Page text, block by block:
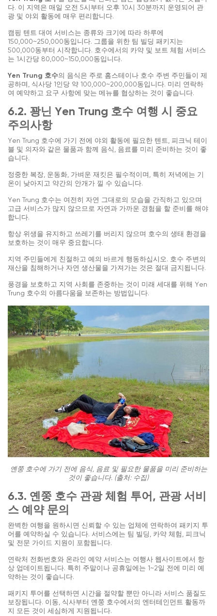
다. 이 지역은 매일 오전 5시부터 오후 10시 30분까지 운영되어 관
광 및 야외 활동에 매우 편리합니다.
캠핑 텐트 대여 서비스는 종류와 크기에 따라 하루에
150,000~250,000동입니다. 그룹을 위한 팀 빌딩 패키지는
500,000동부터 시작합니다. 호수에서의 카약 및 보트 체험 서비스
는 1시간당 80,000~150,000동입니다.
Yen Trung 호수의 음식은 주로 홈스테이나 호수 주변 주민들이 제
공하며, 식사당 1인당 약 100,000~200,000동입니다. 미리 연락하
여 예약하고 요구 사항에 맞는 메뉴를 협상하는 것이 좋습니다.
6.2. 꽝닌 Yen Trung 호수 여행 시 중요
주의사항
Yen Trung 호수에 가기 전에 야외 활동에 필요한 텐트, 피크닉 테이
블 및 의자와 같은 물품과 함께 음식, 음료를 미리 준비하는 것이 좋
습니다.
정중한 복장, 운동화, 가벼운 재킷은 필수적이며, 특히 저녁에는 기
온이 낮아지고 약간의 안개가 낄 수 있습니다.
Yen Trung 호수는 여전히 자연 그대로의 모습을 간직하고 있으며
고급 서비스가 많지 않으므로 자연과 가까운 경험을 할 준비를 해야
합니다.
항상 위생을 유지하고 쓰레기를 버리지 않으며 호수의 생태 환경을
보호하는 것이 매우 중요합니다.
지역 주민들에게 친절하고 예의 바르게 행동하십시오. 호수 주변의
재산을 침해하거나 자연 생산물을 가져가는 것은 절대 금지됩니다.
풍경을 보호하고 지역 사회를 존중하는 것이 미래 세대를 위해 Yen
Trung 호수의 아름다움을 보존하는 방법입니다.
옌쭝 호수에 가기 전에 음식, 음료 및 필요한 물품을 미리 준비하는
것이 좋습니다. (출처: 수집)
6.3. 옌쭝 호수 관광 체험 투어, 관광 서비
스 예약 문의
완벽한 여행을 원하시면 신뢰할 수 있는 업체에 연락하여 패키지 투
어를 예약하실 수 있습니다. 서비스에는 팀 빌딩, 카약 체험, 피크닉
및 전문 가이드 지원이 포함됩니다.
연락처 전화번호와 온라인 예약 서비스는 여행사 웹사이트에서 항
상 업데이트됩니다. 특히 주말이나 공휴일에는 1~2일 전에 미리 예
약하는 것이 좋습니다.
패키지 투어를 선택하면 시간을 절약할 뿐만 아니라 서비스 품질도
보장됩니다. 이동, 식사부터 옌쭝 호수에서의 엔터테인먼트 활동까
지 모든 것이 세심하게 지원됩니다.